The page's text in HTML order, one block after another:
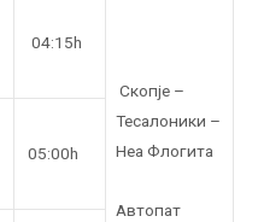
04:15h
Скопје –
Тесалоники –
Неа Флогита
Автопат
05:00h